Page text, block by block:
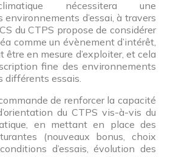
nécessitera une
d’essai, à travers
du CTPS propose de considérer
comme un évènement d’intérêt,
être en mesure d’exploiter, et cela
fine des environnements
différents essais.
de renforcer la capacité
du CTPS vis-à-vis du
en mettant en place des
(nouveaux bonus, choix
d’essais, évolution des